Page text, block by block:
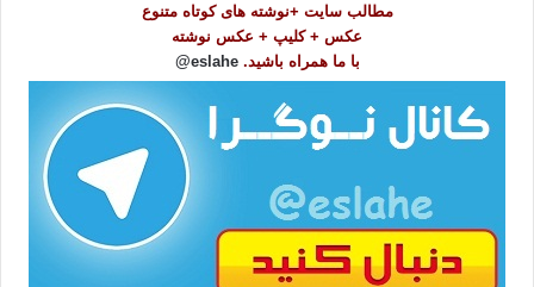
مطالب سایت +نوشته های کوتاه متنوع
عکس + کلیپ + عکس نوشته
با ما همراه باشید. eslahe@